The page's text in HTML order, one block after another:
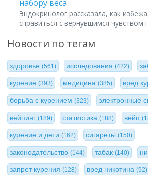
набору веса
Эндокринолог рассказала, как
справиться с вернувшимся чувством
Новости по тегам
здоровье (561) исследования(422)
курение (393) медицина(385) вред
борьба с курением (323) электронные
вейпинг (189) статистика(188) вейп
курение и дети (162) сигареты(150)
законодательство (144) табак(140)
запрет курения (128) вред никотина(92)